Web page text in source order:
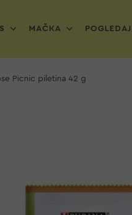
MAČKA
Picnic piletina 42 g